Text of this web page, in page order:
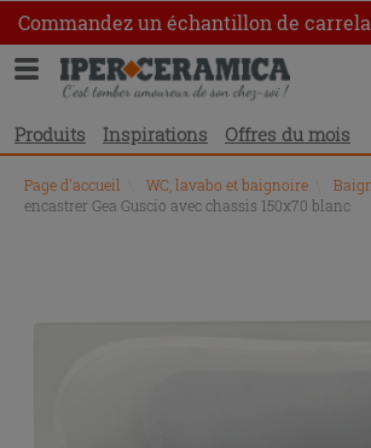
Commandez un échantillon de
Produits Inspirations Offres du mois
Page d'accueil WC, lavabo et baignoire
encastrer Gea Guscio avec chassis 150x70 blanc